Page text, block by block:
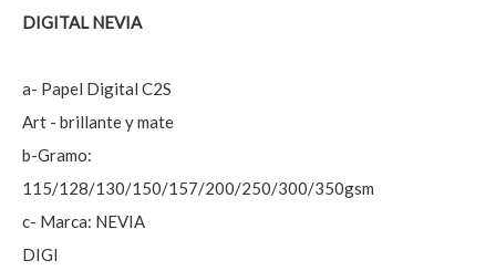
DIGITAL NEVIA
a- Papel Digital C2S
Art - brillante y mate
b-Gramo:
115/128/130/150/157/200/250/300/350gsm
c- Marca: NEVIA
DIGI